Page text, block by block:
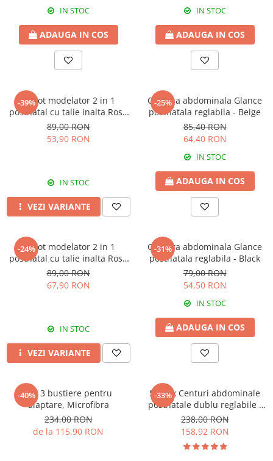
IN STOC
ADAUGA IN COS
IN STOC
ADAUGA IN COS
-39%
Chilot modelator 2 in 1
postnatal cu talie inalta Rose
Girl
89,00 RON
53,90 RON
IN STOC
VEZI VARIANTE
-25%
Centura abdominala Glance
postnatala reglabila - Beige
85,40 RON
64,40 RON
IN STOC
ADAUGA IN COS
-24%
Chilot modelator 2 in 1
postnatal cu talie inalta Rose
Girl Black
89,00 RON
67,90 RON
IN STOC
VEZI VARIANTE
-31%
Centura abdominala Glance
postnatala reglabila - Black
79,00 RON
54,50 RON
IN STOC
ADAUGA IN COS
-40%
Set 3 bustiere pentru
alaptare, Microfibra
234,00 RON
de la 115,90 RON
-33%
Set 2 x Centuri abdominale
postnatale dublu reglabile -
Beige-Black
238,00 RON
158,92 RON